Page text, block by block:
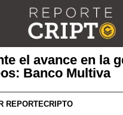
el avance en la
Banco Multiva
REPORTECRIPTO